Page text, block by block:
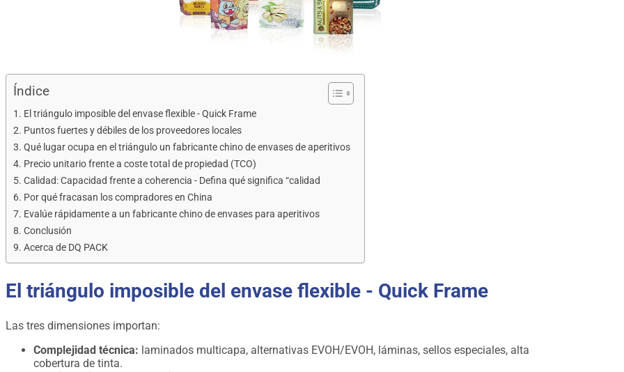
Índice
El triángulo imposible del envase flexible - Quick Frame
Puntos fuertes y débiles de los proveedores locales
Qué lugar ocupa en el triángulo un fabricante chino de envases de aperitivos
Precio unitario frente a coste total de propiedad (TCO)
Calidad: Capacidad frente a coherencia - Defina qué significa “calidad
Por qué fracasan los compradores en China
Evalúe rápidamente a un fabricante chino de envases para aperitivos
Conclusión
Acerca de DQ PACK
El triángulo imposible del envase flexible - Quick Frame
Las tres dimensiones importan:
Complejidad técnica: laminados multicapa, alternativas EVOH/EVOH, láminas, sellos especiales, alta
cobertura de tinta.